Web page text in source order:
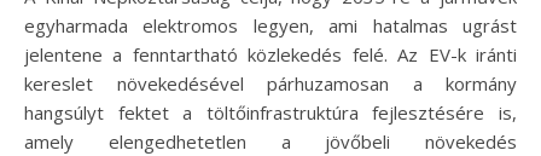
egyharmada elektromos legyen, ami hatalmas ugrást
jelentene a fenntartható közlekedés felé. Az EV-k iránti
kereslet növekedésével párhuzamosan a kormány
hangsúlyt fektet a töltőinfrastruktúra fejlesztésére is,
amely elengedhetetlen a jövőbeli növekedés